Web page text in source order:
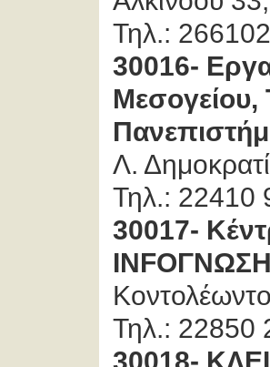
Τηλ.:
30016-
Λ.
Τηλ.: 22410
30017-
Τηλ.: 22850